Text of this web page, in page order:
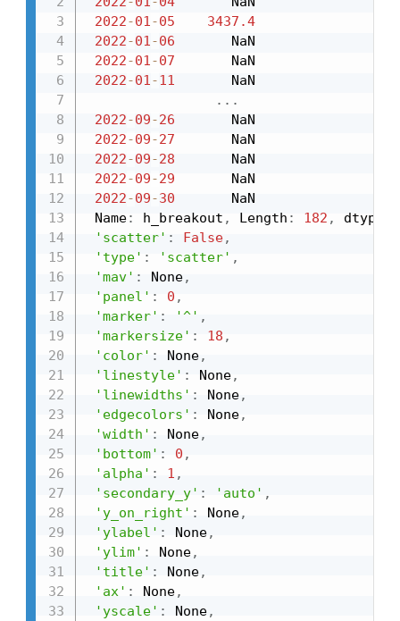
2022-01-05
3437.4
2022-01-06
       NaN
2022-01-07
       NaN
2022-01-11
       NaN
. . .
2022-09-26
       NaN
2022-09-27
       NaN
2022-09-28
       NaN
2022-09-29
       NaN
2022-09-30
       NaN
Name: h_breakout , Length : 182 , dtype
'scatter' : False,
'type' : 'scatter' ,
'mav' : None,
'panel' : 0 ,
'marker' : '^' ,
'markersize' : 18 ,
'color' : None,
'linestyle' : None,
'linewidths' : None,
'edgecolors' : None,
'width' : None,
'bottom' : 0 ,
'alpha' : 1 ,
'secondary_y' : 'auto' ,
'y_on_right' : None,
'ylabel' : None,
'ylim' : None,
'title' : None,
'ax' : None,
'yscale' : None,